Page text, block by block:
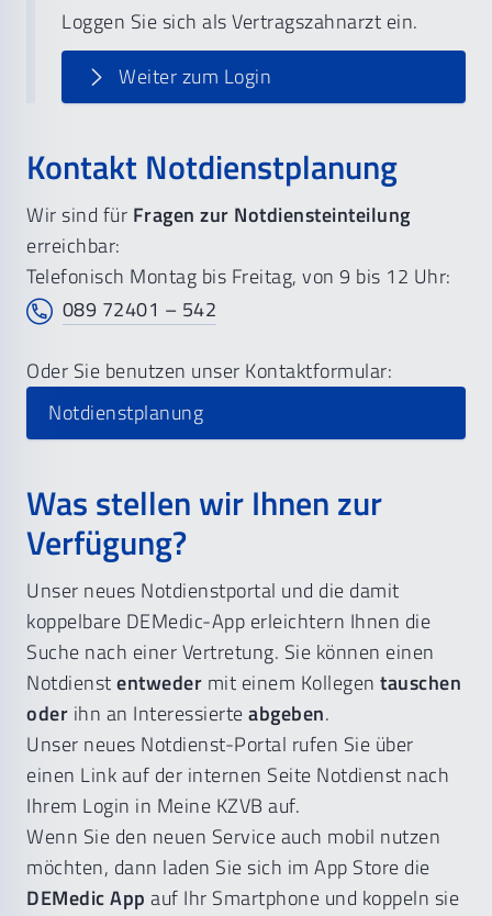
Loggen Sie sich als Vertragszahnarzt ein.
Weiter zum Login
Kontakt Notdienstplanung
Wir sind für Fragen zur Notdiensteinteilung
erreichbar:
Telefonisch Montag bis Freitag, von 9 bis 12 Uhr:
089 72401 – 542
Oder Sie benutzen unser Kontaktformular:
Notdienstplanung
Was stellen wir Ihnen zur
Verfügung?
Unser neues Notdienstportal und die damit
koppelbare DEMedic-App erleichtern Ihnen die
Suche nach einer Vertretung. Sie können einen
Notdienstentweder mit einem Kollegen tauschen
oder ihn an Interessierteabgeben.
Unser neues Notdienst-Portal rufen Sie über
einen Link auf der internen Seite Notdienst nach
Ihrem Login in Meine KZVB auf.
Wenn Sie den neuen Service auch mobil nutzen
möchten, dann laden Sie sich im App Store die
DEMedic App auf Ihr Smartphone und koppeln sie